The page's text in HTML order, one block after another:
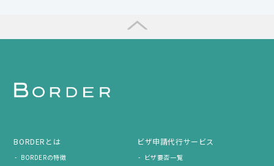
BORDERとは
BORDERの特徴
ビザ申請代行サービス
ビザ要否一覧